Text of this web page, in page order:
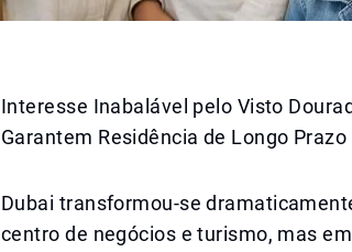
Interesse Inabalável pelo Visto
Garantem Residência de Longo Prazo
Dubai transformou-se
centro de negócios e turismo, mas